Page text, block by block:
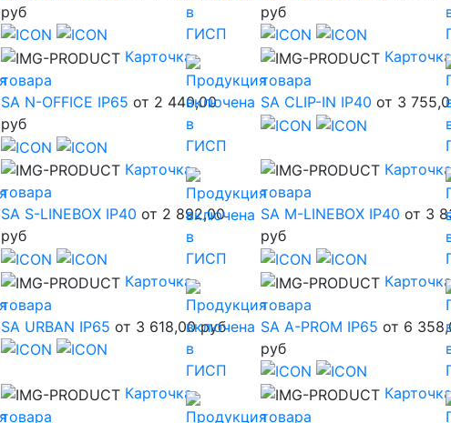
руб
руб
Карточка
товара
SA N-OFFICE IP65 от 2 440,00
руб
Карточка
товара
SA CLIP-IN IP40 от 3
Карточка
товара
SA S-LINEBOX IP40 от 2 892,00
руб
Карточка
товара
SA M-LINEBOX IP40 от 3
руб
Карточка
товара
SA URBAN IP65 от 3 618,00 руб
Карточка
товара
SA A-PROM IP65 от 6
руб
Карточка
товара
Карточка
товара